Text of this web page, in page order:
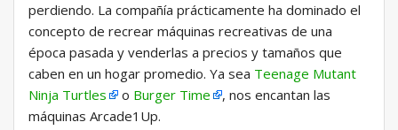
perdiendo. La compañía prácticamente ha dominado el
concepto de recrear máquinas recreativas de una
época pasada y venderlas a precios y tamaños que
caben en un hogar promedio. Ya sea Teenage Mutant
Ninja Turtles
o Burger Time
, nos encantan las
máquinas Arcade1Up.